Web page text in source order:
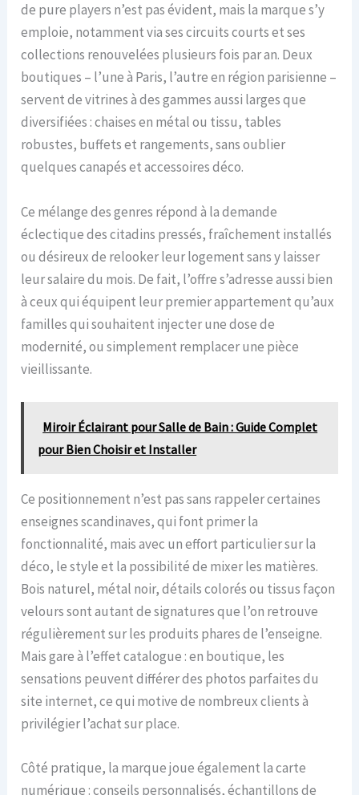
de pure players n’est pas évident, mais la marque s’y
emploie, notamment via ses circuits courts et ses
collections renouvelées plusieurs fois par an. Deux
boutiques – l’une à Paris, l’autre en région parisienne –
servent de vitrines à des gammes aussi larges que
diversifiées : chaises en métal ou tissu, tables
robustes, buffets et rangements, sans oublier
quelques canapés et accessoires déco.
Ce mélange des genres répond à la demande
éclectique des citadins pressés, fraîchement installés
ou désireux de relooker leur logement sans y laisser
leur salaire du mois. De fait, l’offre s’adresse aussi bien
à ceux qui équipent leur premier appartement qu’aux
familles qui souhaitent injecter une dose de
modernité, ou simplement remplacer une pièce
vieillissante.
Miroir Éclairant pour Salle de Bain : Guide Complet
pour Bien Choisir et Installer
Ce positionnement n’est pas sans rappeler certaines
enseignes scandinaves, qui font primer la
fonctionnalité, mais avec un effort particulier sur la
déco, le style et la possibilité de mixer les matières.
Bois naturel, métal noir, détails colorés ou tissus façon
velours sont autant de signatures que l’on retrouve
régulièrement sur les produits phares de l’enseigne.
Mais gare à l’effet catalogue : en boutique, les
sensations peuvent différer des photos parfaites du
site internet, ce qui motive de nombreux clients à
privilégier l’achat sur place.
Côté pratique, la marque joue également la carte
numérique : conseils personnalisés, échantillons de